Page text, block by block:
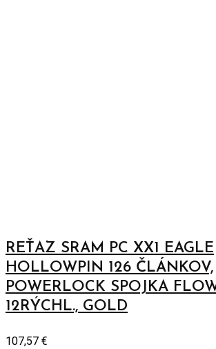
REŤAZ SRAM PC XX1 EAGLE
HOLLOWPIN 126 ČLÁNKOV,
POWERLOCK SPOJKA
12RÝCHL., GOLD
107,57 €